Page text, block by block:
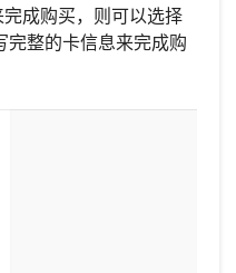
成购买，则可以选择
完整的卡信息来完成购